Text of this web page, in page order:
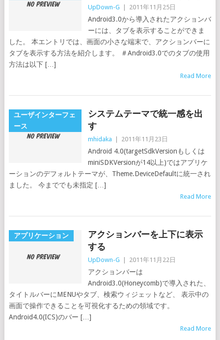
UpDown-G 2011年11月25日
Android3.0から導入されたアクションバ
ーには、タブを表示することができま
した。 本エントリでは、画面の小さな端末で、アクションバーに
タブを表示する方法を紹介します。 ＃Android3.0でのタブの使用
方法は以下 […]
Read More
ユーザインターフェ
ース
システムテーマで統一感を出
す
mhidaka 2011年11月23日
Android 4.0(targetSdkVersionもしくは
miniSDKVersionが14以上)ではアプリケ
ーションのデフォルトテーマが、Theme.DeviceDefaultに統一され
ました。 今まででも未指定 […]
Read More
アプリケーション
アクションバーを上下に表示
する
UpDown-G 2011年11月22日
アクションバーは
Android3.0(Honeycomb)で導入された、
タイトルバーにMENUやタブ、検索ウィジェットなど、 表示中の
画面で操作できることを可視化するための領域です。
Android4.0(ICS)のバー […]
Read More